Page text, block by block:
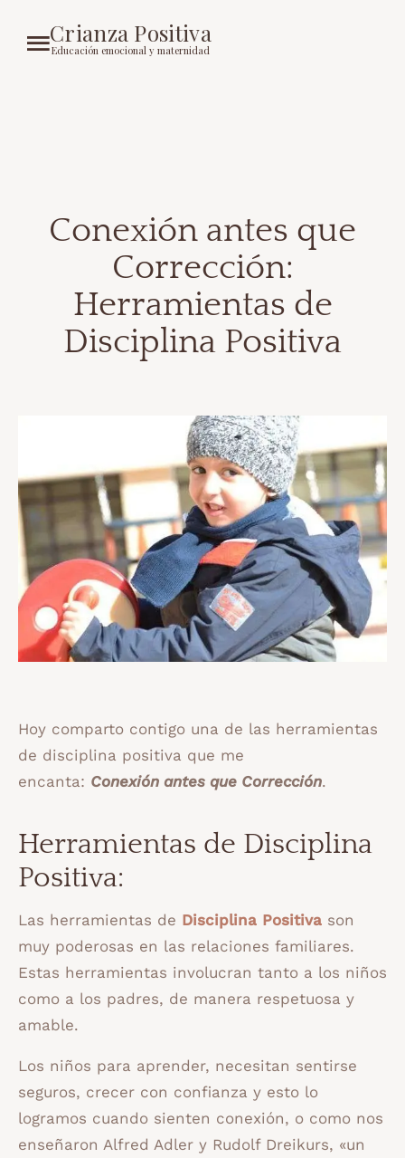
Crianza Positiva
Educación emocional y maternidad
Conexión antes que
Corrección:
Herramientas de
Disciplina Positiva
Hoy comparto contigo una de las herramientas
de disciplina positiva que me
encanta: Conexión antes que Corrección.
Herramientas de Disciplina
Positiva:
Las herramientas de Disciplina Positiva son
muy poderosas en las relaciones familiares.
Estas herramientas involucran tanto a los niños
como a los padres, de manera respetuosa y
amable.
Los niños para aprender, necesitan sentirse
seguros, crecer con confianza y esto lo
logramos cuando sienten conexión, o como nos
enseñaron Alfred Adler y Rudolf Dreikurs, «un